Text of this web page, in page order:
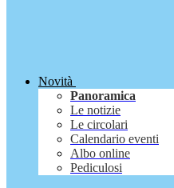
Novità
Panoramica
Le notizie
Le circolari
Calendario eventi
Albo online
Pediculosi